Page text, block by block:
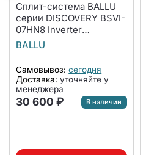
Сплит-система BALLU
серии DISCOVERY BSVI-
07HN8 Inverter
комплект
BALLU
Самовывоз: сегодня
Доставка: уточняйте у
менеджера
30 600 ₽ В наличии